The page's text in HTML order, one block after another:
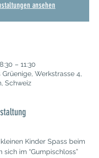
ansehen
– 11:30
Werkstrasse 4,
Schweiz
Kinder Spass beim
sich im “Gumpischloss”